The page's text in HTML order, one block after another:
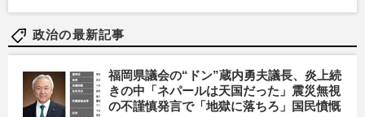
政治の最新記事
福岡県議会の“ドン”蔵内勇夫議長、炎上続
きの中「ネパールは天国だった」震災無視
の不謹慎発言で「地獄に落ちろ」国民憤慨